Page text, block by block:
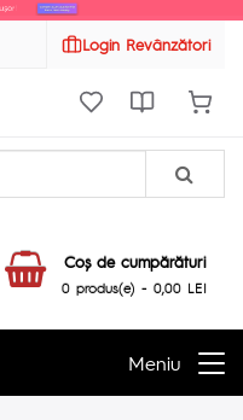
Login Revânzători
Coş de cumpărături
0 produs(e) - 0,00 LEI
Meniu